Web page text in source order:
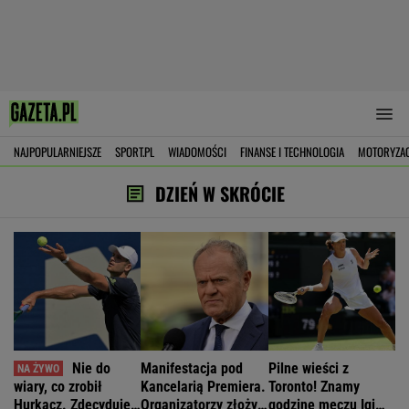
NAJPOPULARNIEJSZE SPORT.PL WIADOMOŚCI FINANSE I TECHNOLOGIA
DZIEŃ W SKRÓCIE
Nie do
wiary, co zrobił
Hurkacz. Zdecyduje
Manifestacja pod
Kancelarią Premiera.
Organizatorzy złożyli
Pilne wieści z
Toronto! Znamy
godzinę meczu Igi